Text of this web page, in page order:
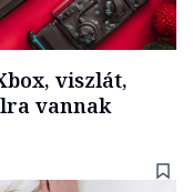
viszlát,
vannak